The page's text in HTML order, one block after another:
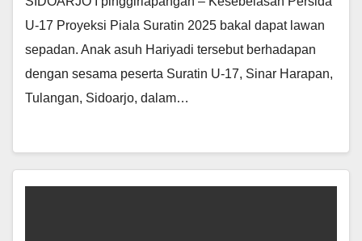
U-17 Proyeksi Piala Suratin 2025 bakal dapat lawan
sepadan. Anak asuh Hariyadi tersebut berhadapan
dengan sesama peserta Suratin U-17, Sinar Harapan,
Tulangan, Sidoarjo, dalam…